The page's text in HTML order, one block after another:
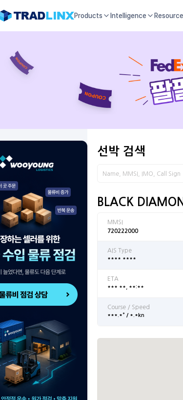
Products Intelligence
선박 검색
BLACK
MMSI
720222000
AIS Type
**** ****
ETA
*** **, **:**
Course / Speed
***.*° / *.*kn